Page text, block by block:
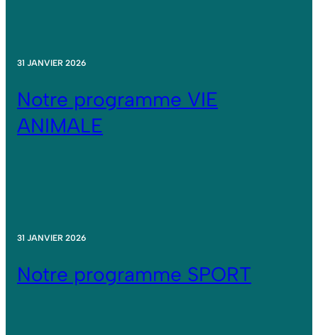
31 JANVIER 2026
Notre programme VIE
ANIMALE
31 JANVIER 2026
Notre programme SPORT